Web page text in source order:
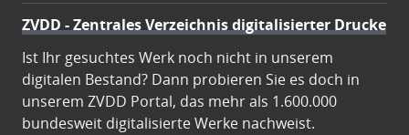
ZVDD - Zentrales Verzeichnis digitalisierter Drucke
Ist Ihr gesuchtes Werk noch nicht in unserem
digitalen Bestand? Dann probieren Sie es doch in
unserem ZVDD Portal, das mehr als 1.600.000
bundesweit digitalisierte Werke nachweist.